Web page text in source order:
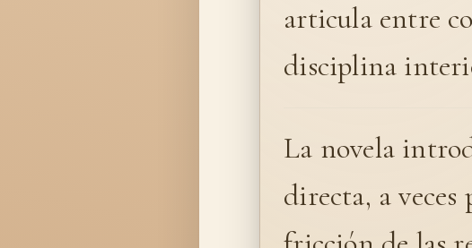
articula entre
disciplina
La novela
directa, a veces